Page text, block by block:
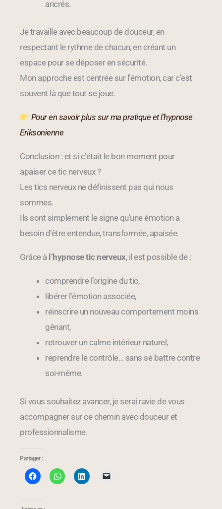
ancrés.
Je travaille avec beaucoup de douceur, en
respectant le rythme de chacun, en créant un
espace pour se déposer en sécurité.
Mon approche est centrée sur l’émotion, car c’est
souvent là que tout se joue.
Pour en savoir plus sur ma pratique et l’hypnose
Eriksonienne
Conclusion : et si c’était le bon moment pour
apaiser ce tic nerveux ?
Les tics nerveux ne définissent pas qui nous
sommes.
Ils sont simplement le signe qu’une émotion a
besoin d’être entendue, transformée, apaisée.
Grâce à l’hypnose tic nerveux, il est possible de :
comprendre l’origine du tic,
libérer l’émotion associée,
réinscrire un nouveau comportement moins
gênant,
retrouver un calme intérieur naturel,
reprendre le contrôle… sans se battre contre
soi-même.
Si vous souhaitez avancer, je serai ravie de vous
accompagner sur ce chemin avec douceur et
professionnalisme.
Partager :